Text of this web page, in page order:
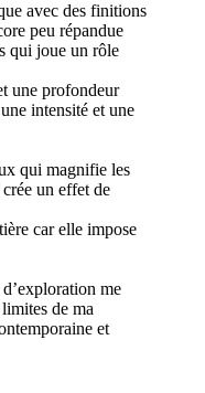
avec des finitions
peu répandue
qui joue un rôle
une profondeur
intensité et une
qui magnifie les
crée un effet de
car elle impose
me
de ma
et